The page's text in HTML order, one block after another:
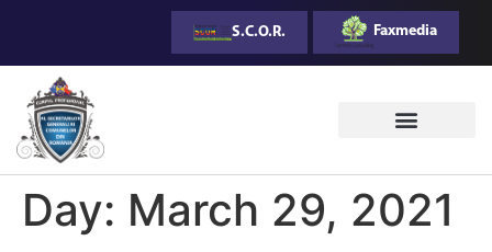
S.C.O.R. Faxmedia
Day: March 29, 2021